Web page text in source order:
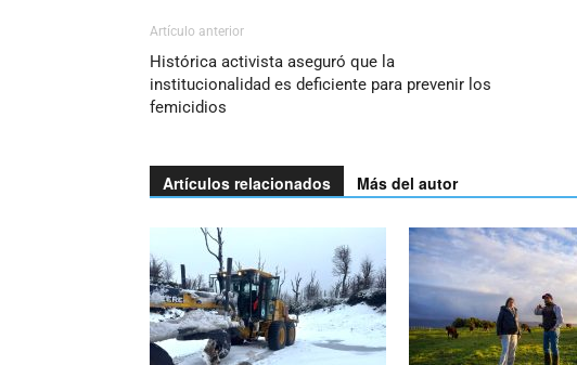
Artículo anterior
Histórica activista aseguró que la
institucionalidad es deficiente para prevenir los
femicidios
Artículos relacionados Más del autor